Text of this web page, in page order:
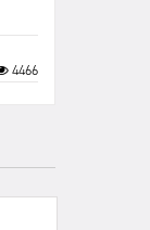
4466